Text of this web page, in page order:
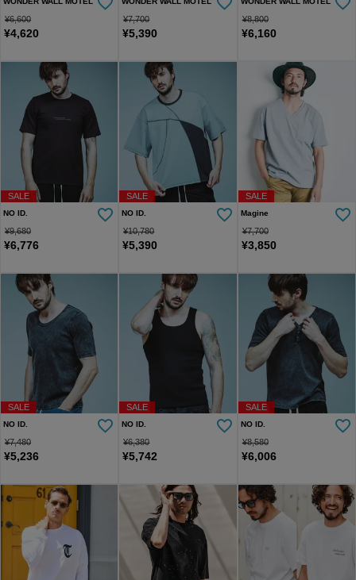
¥6,600
¥4,620
¥7,700
¥5,390
¥8,800
¥6,160
SALE
NO ID.
¥9,680
¥6,776
SALE
NO ID.
¥10,780
¥5,390
SALE
Magine
¥7,700
¥3,850
SALE
NO ID.
¥7,480
¥5,236
SALE
NO ID.
¥6,380
¥5,742
SALE
NO ID.
¥8,580
¥6,006